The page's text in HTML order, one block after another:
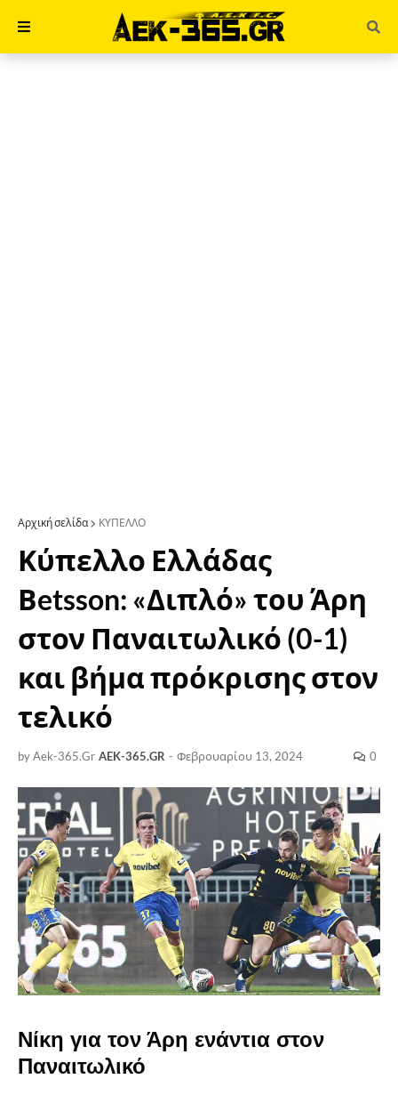
Αρχική σελίδα ΚΥΠΕΛΛΟ
Κύπελλο Ελλάδας
Βetsson: «Διπλό» του Άρη
στον Παναιτωλικό (0-1)
και βήμα πρόκρισης στον
τελικό
by Aek-365.Gr AEK-365.GR - Φεβρουαρίου 13, 2024 0
Νίκη για τον Άρη ενάντια στον
Παναιτωλικό